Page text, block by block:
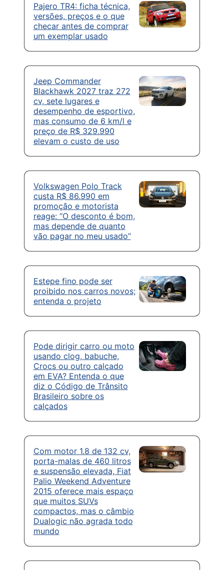
Pajero TR4: ficha técnica,
versões, preços e o que
checar antes de comprar
um exemplar usado
Jeep Commander
Blackhawk 2027 traz 272
cv, sete lugares e
desempenho de esportivo,
mas consumo de 6 km/l e
preço de R$ 329.990
elevam o custo de uso
Volkswagen Polo Track
custa R$ 86.990 em
promoção e motorista
reage: “O desconto é bom,
mas depende de quanto
vão pagar no meu usado”
Estepe fino pode ser
proibido nos carros novos;
entenda o projeto
Pode dirigir carro ou moto
usando clog, babuche,
Crocs ou outro calçado
em EVA? Entenda o que
diz o Código de Trânsito
Brasileiro sobre os
calçados
Com motor 1.8 de 132 cv,
porta-malas de 460 litros
e suspensão elevada, Fiat
Palio Weekend Adventure
2015 oferece mais espaço
que muitos SUVs
compactos, mas o câmbio
Dualogic não agrada todo
mundo